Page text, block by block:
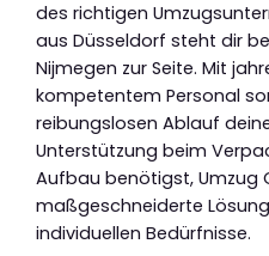
des richtigen
aus Düsseldorf steht dir
Nijmegen zur Seite. Mit
kompetentem Personal
reibungslosen Ablauf
Unterstützung beim
Aufbau benötigst, Umzug
maßgeschneiderte
individuellen Bedürfnisse.